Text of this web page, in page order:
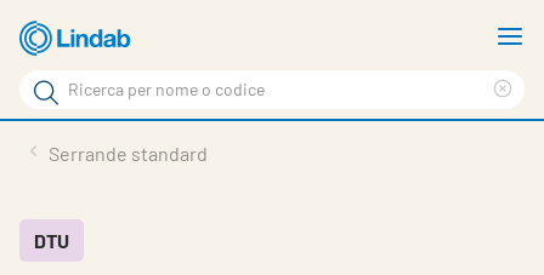
Log
visionare
Cerca
Cerca
Su Lindab
Serrande standard
DTU